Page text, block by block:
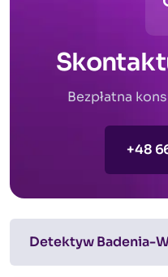
Bezpłatna
+48
Detektyw Badenia-